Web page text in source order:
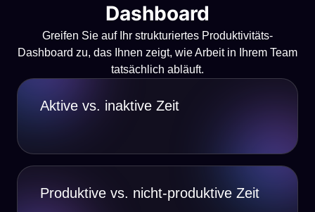
Dashboard
Greifen Sie auf Ihr strukturiertes Produktivitäts-
Dashboard zu, das Ihnen zeigt, wie Arbeit in Ihrem Team
tatsächlich abläuft.
Aktive vs. inaktive Zeit
Produktive vs. nicht-produktive Zeit